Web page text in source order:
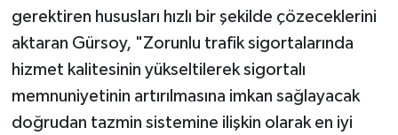
gerektiren hususları hızlı bir şekilde çözeceklerini
aktaran Gürsoy, "Zorunlu trafik sigortalarında
hizmet kalitesinin yükseltilerek sigortalı
memnuniyetinin artırılmasına imkan sağlayacak
doğrudan tazmin sistemine ilişkin olarak en iyi